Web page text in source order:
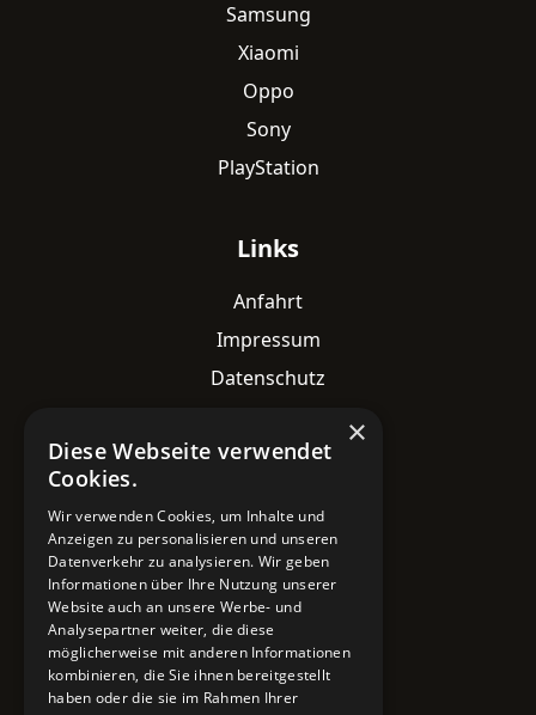
Samsung
Xiaomi
Oppo
Sony
PlayStation
Links
Anfahrt
Impressum
Datenschutz
Kontaktdaten
Lavesstraße 82
30159 Hannover
Email
info@mobile-4you.de
Telefon
×
Diese Webseite verwendet
Cookies.
Wir verwenden Cookies, um Inhalte und
Anzeigen zu personalisieren und unseren
Datenverkehr zu analysieren. Wir geben
Informationen über Ihre Nutzung unserer
Website auch an unsere Werbe- und
Analysepartner weiter, die diese
möglicherweise mit anderen Informationen
kombinieren, die Sie ihnen bereitgestellt
haben oder die sie im Rahmen Ihrer